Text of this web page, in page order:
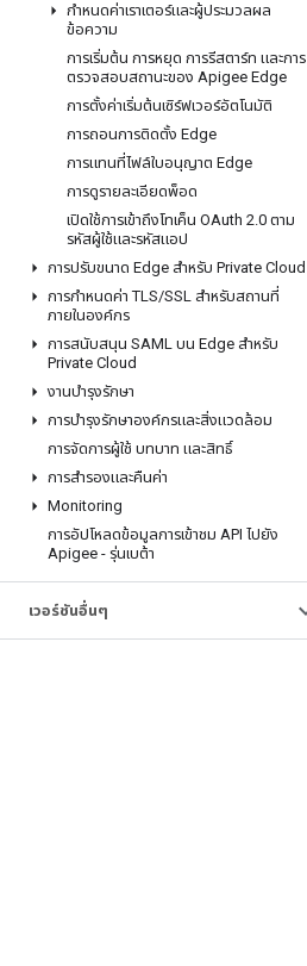
กําหนดค่าเราเตอร์และผู้ประมวลผล
ข้อความ
การเริ่มต้น การหยุด การรีสตาร์ท และการ
ตรวจสอบสถานะของ Apigee Edge
การตั้งค่าเริ่มต้นเซิร์ฟเวอร์อัตโนมัติ
การถอนการติดตั้ง Edge
การแทนที่ไฟล์ใบอนุญาต Edge
การดูรายละเอียดพ็อด
เปิดใช้การเข้าถึงโทเค็น OAuth 2.0 ตาม
รหัสผู้ใช้และรหัสแอป
การปรับขนาด Edge สําหรับ Private Cloud
การกําหนดค่า TLS/SSL สําหรับสถานที่
ภายในองค์กร
การสนับสนุน SAML บน Edge สําหรับ
Private Cloud
งานบํารุงรักษา
การบํารุงรักษาองค์กรและสิ่งแวดล้อม
การจัดการผู้ใช้ บทบาท และสิทธิ์
การสํารองและคืนค่า
Monitoring
การอัปโหลดข้อมูลการเข้าชม API ไปยัง
Apigee - รุ่นเบต้า
เวอร์ชันอื่นๆ